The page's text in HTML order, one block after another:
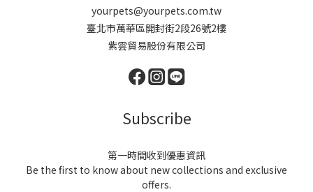
yourpets@yourpets.com.tw
臺北市萬華區開封街2段26號2樓
紫雲貿易股份有限公司
Subscribe
第一時間收到優惠資訊
Be the first to know about new collections and exclusive
offers.